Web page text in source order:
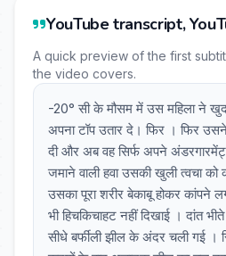
YouTube transcript,
A quick preview of the first
the video covers.
-20° सी के मौसम में उस महिला ने
अपना टॉप उतार दे। फिर । फिर
दी और अब वह सिर्फ अपने
जमाने वाली हवा उसकी खुली त्वचा
उसका पूरा शरीर बेकाबू होकर
भी हिचकिचाहट नहीं दिखाई । दांत
सीधे बर्फीली झील के अंदर चली गई ।